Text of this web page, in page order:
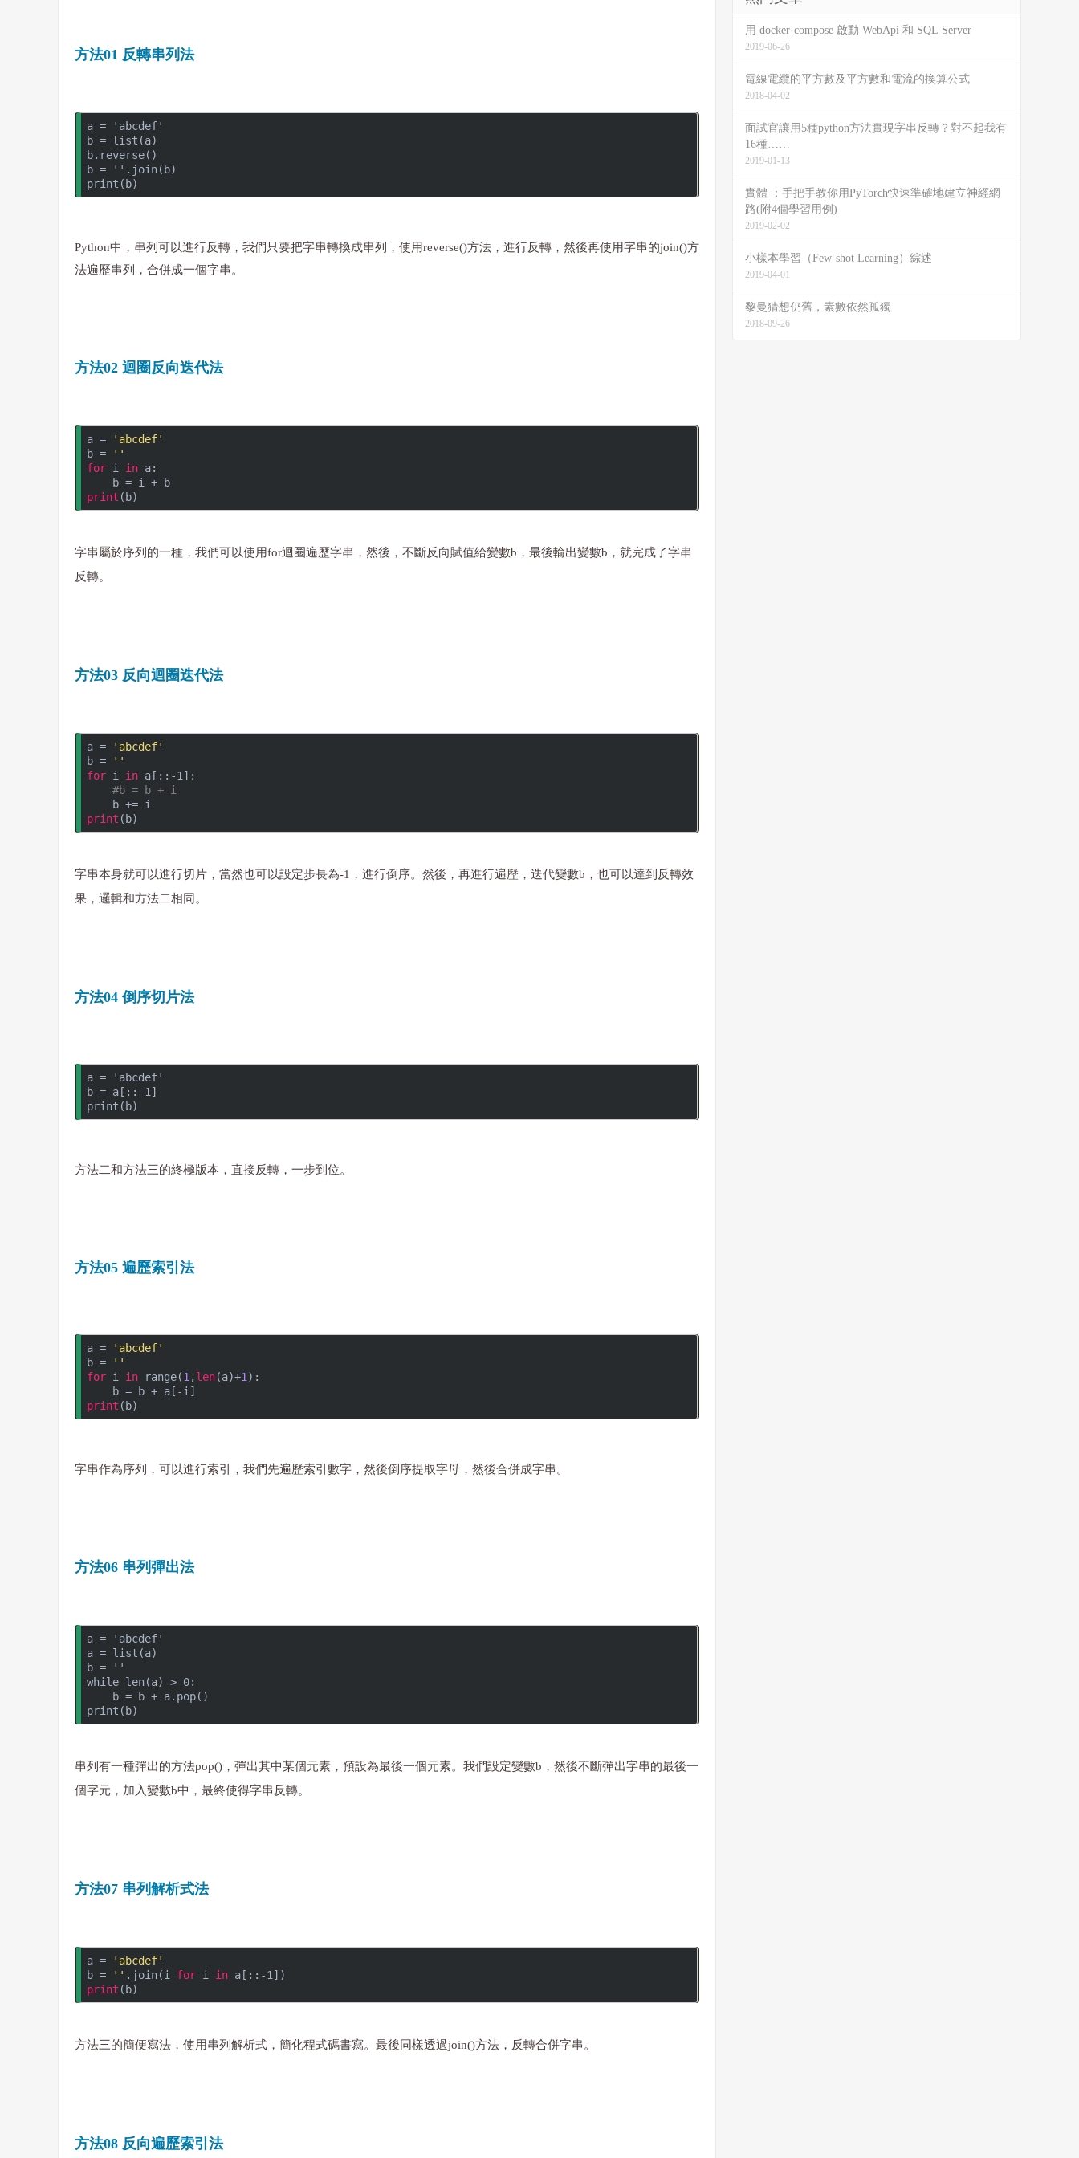
方法01 反轉串列法
a = 'abcdef'
b = list(a)
b.reverse()
b = ''.join(b)
print(b)
Python中，串列可以進行反轉，我們只要把字串轉換成串列，使用reverse()方法，進行反轉，然後再使用字串的join()方
法遍歷串列，合併成一個字串。
方法02 迴圈反向迭代法
a =
'abcdef'
b =
''
for i in a:
b = i + b
print (b)
字串屬於序列的一種，我們可以使用for迴圈遍歷字串，然後，不斷反向賦值給變數b，最後輸出變數b，就完成了字串
反轉。
方法03 反向迴圈迭代法
a =
'abcdef'
b =
''
for i in a[::-1]:
#b = b + i
b += i
print (b)
字串本身就可以進行切片，當然也可以設定步長為-1，進行倒序。然後，再進行遍歷，迭代變數b，也可以達到反轉效
果，邏輯和方法二相同。
方法04 倒序切片法
a = 'abcdef'
b = a[::-1]
print(b)
方法二和方法三的終極版本，直接反轉，一步到位。
方法05 遍歷索引法
a =
'abcdef'
b =
''
for i in range(1 , len(a)+1 ):
b = b + a[-i]
print (b)
字串作為序列，可以進行索引，我們先遍歷索引數字，然後倒序提取字母，然後合併成字串。
方法06 串列彈出法
a = 'abcdef'
a = list(a)
b = ''
while len(a) > 0:
b = b + a.pop()
print(b)
串列有一種彈出的方法pop()，彈出其中某個元素，預設為最後一個元素。我們設定變數b，然後不斷彈出字串的最後一
個字元，加入變數b中，最終使得字串反轉。
方法07 串列解析式法
a =
'abcdef'
b =
'' .join(i for i in a[::-1])
print (b)
方法三的簡便寫法，使用串列解析式，簡化程式碼書寫。最後同樣透過join()方法，反轉合併字串。
方法08 反向遍歷索引法
用 docker-compose 啟動 WebApi 和 SQL Server
2019-06-26
電線電纜的平方數及平方數和電流的換算公式
2018-04-02
面試官讓用5種python方法實現字串反轉？對不起我有
16種……
2019-01-13
實體 ：手把手教你用PyTorch快速準確地建立神經網
路(附4個學習用例)
2019-02-02
小樣本學習（Few-shot Learning）綜述
2019-04-01
黎曼猜想仍舊，素數依然孤獨
2018-09-26